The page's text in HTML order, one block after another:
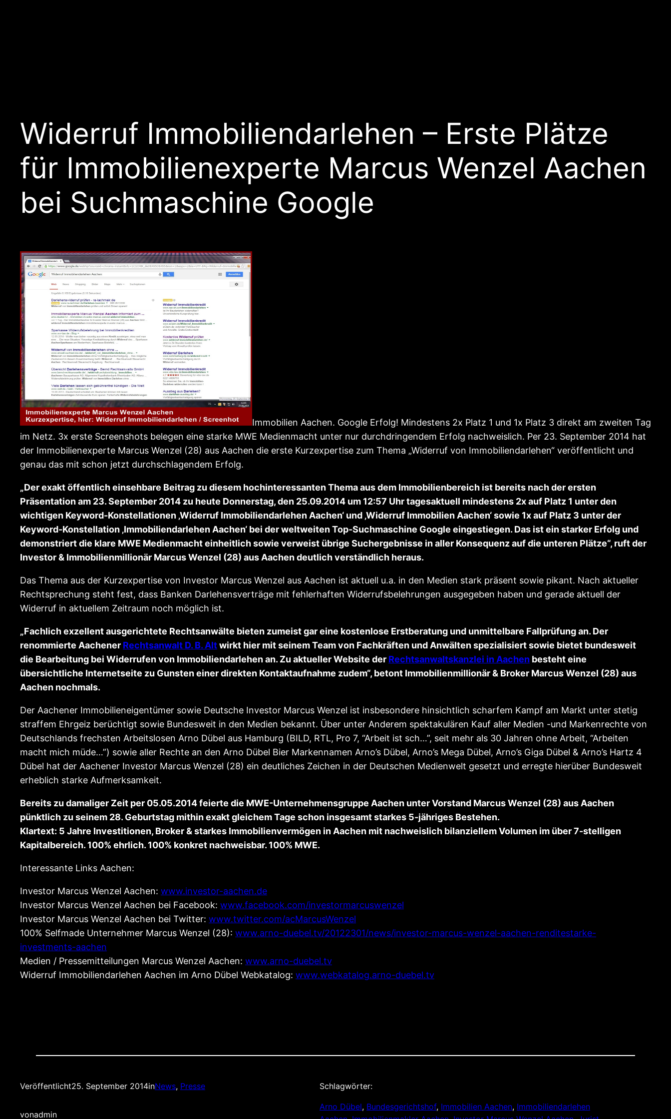
Widerruf Immobiliendarlehen – Erste Plätze
für Immobilienexperte Marcus Wenzel Aachen
bei Suchmaschine Google
Immobilien Aachen. Google Erfolg! Mindestens 2x Platz 1 und 1x Platz 3 direkt am zweiten Tag
im Netz. 3x erste Screenshots belegen eine starke MWE Medienmacht unter nur durchdringendem Erfolg nachweislich. Per 23. September 2014 hat
der Immobilienexperte Marcus Wenzel (28) aus Aachen die erste Kurzexpertise zum Thema „Widerruf von Immobiliendarlehen“ veröffentlicht und
genau das mit schon jetzt durchschlagendem Erfolg.
„Der exakt öffentlich einsehbare Beitrag zu diesem hochinteressanten Thema aus dem Immobilienbereich ist bereits nach der ersten
Präsentation am 23. September 2014 zu heute Donnerstag, den 25.09.2014 um 12:57 Uhr tagesaktuell mindestens 2x auf Platz 1 unter den
wichtigen Keyword-Konstellationen ‚Widerruf Immobiliendarlehen Aachen‘ und ‚Widerruf Immobilien Aachen‘ sowie 1x auf Platz 3 unter der
Keyword-Konstellation ‚Immobiliendarlehen Aachen‘ bei der weltweiten Top-Suchmaschine Google eingestiegen. Das ist ein starker Erfolg und
demonstriert die klare MWE Medienmacht einheitlich sowie verweist übrige Suchergebnisse in aller Konsequenz auf die unteren Plätze“, ruft der
Investor & Immobilienmillionär Marcus Wenzel (28) aus Aachen deutlich verständlich heraus.
Das Thema aus der Kurzexpertise von Investor Marcus Wenzel aus Aachen ist aktuell u.a. in den Medien stark präsent sowie pikant. Nach aktueller
Rechtsprechung steht fest, dass Banken Darlehensverträge mit fehlerhaften Widerrufsbelehrungen ausgegeben haben und gerade aktuell der
Widerruf in aktuellem Zeitraum noch möglich ist.
„Fachlich exzellent ausgerichtete Rechtsanwälte bieten zumeist gar eine kostenlose Erstberatung und unmittelbare Fallprüfung an. Der
renommierte Aachener Rechtsanwalt D. B. Altwirkt hier mit seinem Team von Fachkräften und Anwälten spezialisiert sowie bietet bundesweit
die Bearbeitung bei Widerrufen von Immobiliendarlehen an. Zu aktueller Website der Rechtsanwaltskanzlei in Aachen besteht eine
übersichtliche Internetseite zu Gunsten einer direkten Kontaktaufnahme zudem“, betont Immobilienmillionär & Broker Marcus Wenzel (28) aus
Aachen nochmals.
Der Aachener Immobilieneigentümer sowie Deutsche Investor Marcus Wenzel ist insbesondere hinsichtlich scharfem Kampf am Markt unter stetig
straffem Ehrgeiz berüchtigt sowie Bundesweit in den Medien bekannt. Über unter Anderem spektakulären Kauf aller Medien -und Markenrechte von
Deutschlands frechsten Arbeitslosen Arno Dübel aus Hamburg (BILD, RTL, Pro 7, “Arbeit ist sch…”, seit mehr als 30 Jahren ohne Arbeit, “Arbeiten
macht mich müde…”) sowie aller Rechte an den Arno Dübel Bier Markennamen Arno’s Dübel, Arno’s Mega Dübel, Arno’s Giga Dübel & Arno’s Hartz 4
Dübel hat der Aachener Investor Marcus Wenzel (28) ein deutliches Zeichen in der Deutschen Medienwelt gesetzt und erregte hierüber Bundesweit
erheblich starke Aufmerksamkeit.
Bereits zu damaliger Zeit per 05.05.2014 feierte die MWE-Unternehmensgruppe Aachen unter Vorstand Marcus Wenzel (28) aus Aachen
pünktlich zu seinem 28. Geburtstag mithin exakt gleichem Tage schon insgesamt starkes 5-jähriges Bestehen.
Klartext: 5 Jahre Investitionen, Broker & starkes Immobilienvermögen in Aachen mit nachweislich bilanziellem Volumen im über 7-stelligen
Kapitalbereich. 100% ehrlich. 100% konkret nachweisbar. 100% MWE.
Interessante Links Aachen:
Investor Marcus Wenzel Aachen: www.investor-aachen.de
Investor Marcus Wenzel Aachen bei Facebook: www.facebook.com/investormarcuswenzel
Investor Marcus Wenzel Aachen bei Twitter: www.twitter.com/acMarcusWenzel
100% Selfmade Unternehmer Marcus Wenzel (28): www.arno-duebel.tv/20122301/news/investor-marcus-wenzel-aachen-renditestarke-
investments-aachen
Medien / Pressemitteilungen Marcus Wenzel Aachen: www.arno-duebel.tv
Widerruf Immobiliendarlehen Aachen im Arno Dübel Webkatalog: www.webkatalog.arno-duebel.tv
Veröffentlicht25. September 2014inNews, Presse
vonadmin
Schlagwörter:
Arno Dübel, Bundesgerichtshof, Immobilien Aachen, Immobiliendarlehen